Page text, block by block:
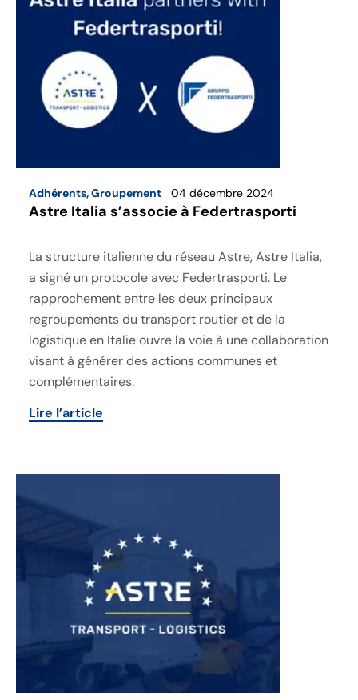
Adhérents,Groupement 04 décembre 2024
Astre Italia s’associe à Federtrasporti
La structure italienne du réseau Astre, Astre Italia,
a signé un protocole avec Federtrasporti. Le
rapprochement entre les deux principaux
regroupements du transport routier et de la
logistique en Italie ouvre la voie à une collaboration
visant à générer des actions communes et
complémentaires.
Lire l’article